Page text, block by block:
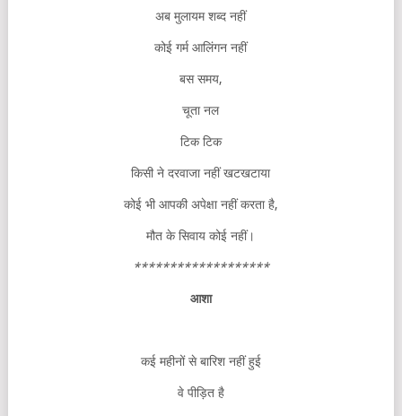
अब मुलायम शब्द नहीं
कोई गर्म आलिंगन नहीं
बस समय,
चूता नल
टिक टिक
किसी ने दरवाजा नहीं खटखटाया
कोई भी आपकी अपेक्षा नहीं करता है,
मौत के सिवाय कोई नहीं।
*******************
आशा
कई महीनों से बारिश नहीं हुई
वे पीड़ित है